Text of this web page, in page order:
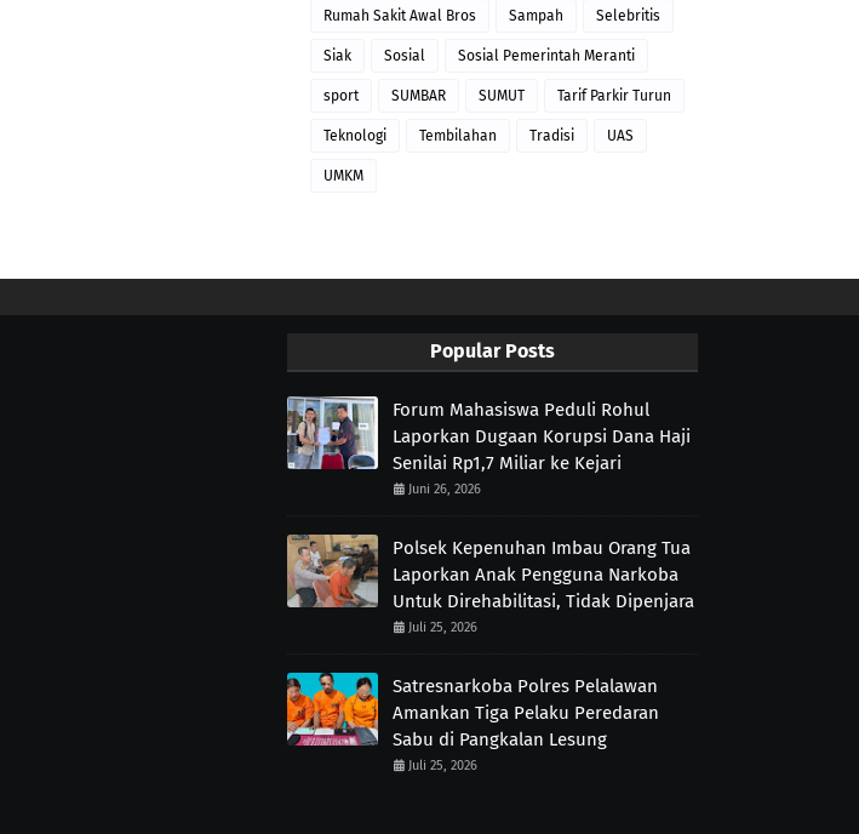
Rumah Sakit Awal Bros Sampah Selebritis
Siak Sosial Sosial Pemerintah Meranti
sport SUMBAR SUMUT Tarif Parkir Turun
Teknologi Tembilahan Tradisi UAS
UMKM
Popular Posts
Forum Mahasiswa Peduli Rohul
Laporkan Dugaan Korupsi Dana Haji
Senilai Rp1,7 Miliar ke Kejari
Juni 26, 2026
Polsek Kepenuhan Imbau Orang Tua
Laporkan Anak Pengguna Narkoba
Untuk Direhabilitasi, Tidak Dipenjara
Juli 25, 2026
Satresnarkoba Polres Pelalawan
Amankan Tiga Pelaku Peredaran
Sabu di Pangkalan Lesung
Juli 25, 2026